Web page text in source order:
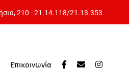
210 - 21.14.118/21.13.353
Επικοινωνία